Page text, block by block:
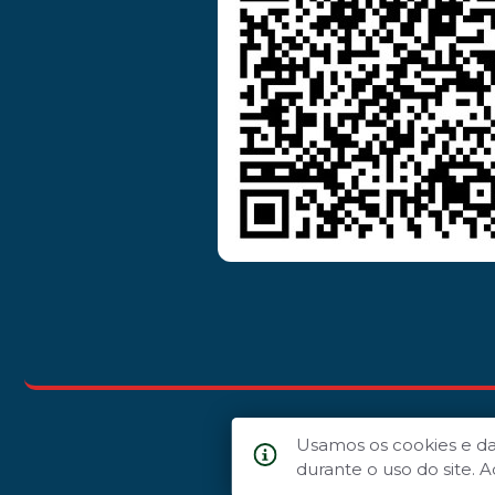
Usamos os cookies e
durante o uso do site.